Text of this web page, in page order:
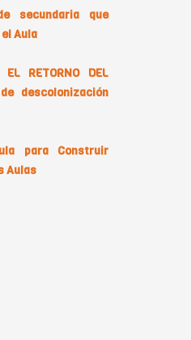
secundaria que
Aula
RETORNO DEL
descolonización
para Construir
Aulas